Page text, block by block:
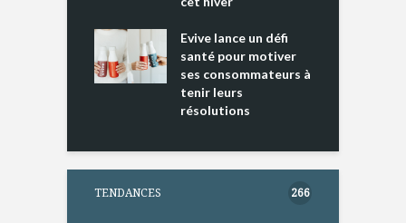
Evive lance un défi
santé pour motiver
ses consommateurs à
tenir leurs
résolutions
TENDANCES 266